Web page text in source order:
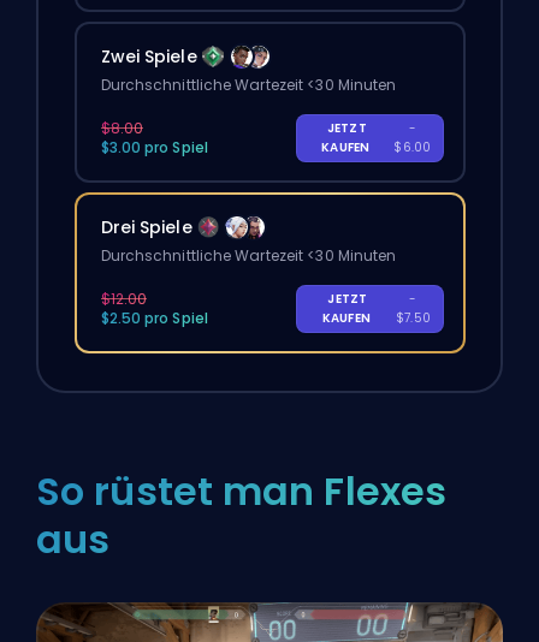
Zwei Spiele
Durchschnittliche Wartezeit <30 Minuten
$8.00
$3.00 pro Spiel
JETZT
KAUFEN
-
$6.00
Drei Spiele
Durchschnittliche Wartezeit <30 Minuten
$12.00
$2.50 pro Spiel
JETZT
KAUFEN
-
$7.50
So rüstet man Flexes
aus